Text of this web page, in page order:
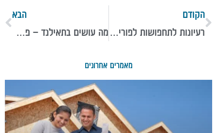
הקודם
רעיונות לתחפושות לפורים שמתאימים לכל המשפחה
הבא
מה עושים בתאילנד – פעילויות ואטרקציות לכל סוג של מטיילים
מאמרים אחרונים